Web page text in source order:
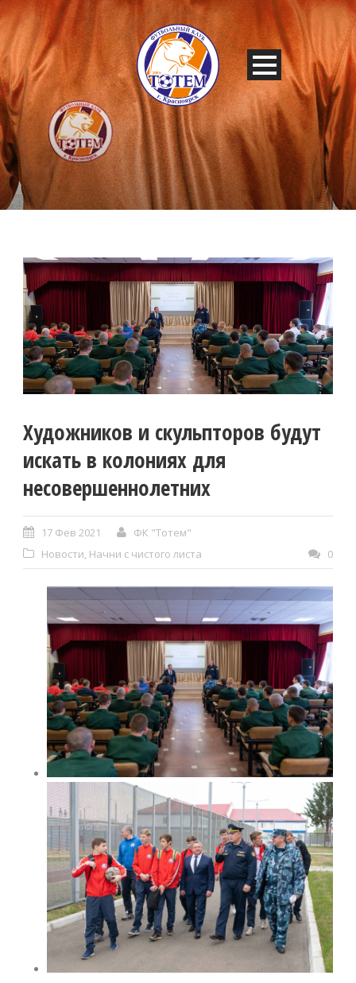
Художников и скульпторов будут
искать в колониях для
несовершеннолетних
17 Фев 2021
ФК "Тотем"
Новости Начни с чистого листа 0